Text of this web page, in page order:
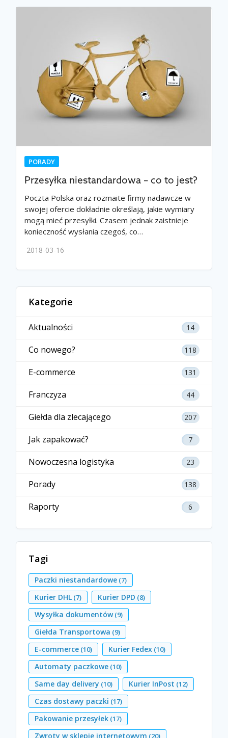
PORADY
Przesyłka niestandardowa – co to jest?
Poczta Polska oraz rozmaite firmy nadawcze w
swojej ofercie dokładnie określają, jakie wymiary
mogą mieć przesyłki. Czasem jednak zaistnieje
konieczność wysłania czegoś, co…
2018-03-16
Kategorie
Aktualności 14
Co nowego? 118
E-commerce 131
Franczyza 44
Giełda dla zlecającego 207
Jak zapakować? 7
Nowoczesna logistyka 23
Porady 138
Raporty 6
Tagi
Paczki niestandardowe (7)
Kurier DHL (7) Kurier DPD (8)
Wysyłka dokumentów(9)
Giełda Transportowa (9)
E-commerce (10) Kurier Fedex (10)
Automaty paczkowe (10)
Same day delivery (10) Kurier InPost (12)
Czas dostawy paczki (17)
Pakowanie przesyłek (17)
Zwroty w sklepie internetowym (20)